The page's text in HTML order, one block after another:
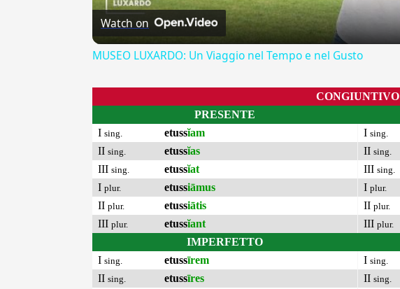
Watch on
MUSEO LUXARDO: Un Viaggio nel Tempo e nel Gusto
CONGIUNTIVO
PRESENTE
I sing. etussĭam
II sing. etussĭas
III sing. etussĭat
I plur. etussiāmus
II plur. etussiātis
III plur. etussĭant
IMPERFETTO
I sing. etussīrem
II sing. etussīres
I sing.
II sing.
III sing.
I plur.
II plur.
III plur.
I sing.
II sing.